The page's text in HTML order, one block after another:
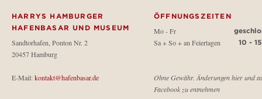
HARRYS HAMBURGER
HAFENBASAR UND MUSEUM
Sandtorhafen, Ponton Nr. 2
20457 Hamburg
E-Mail:kontakt@hafenbasar.de
ÖFFNUNGSZEITEN
Mo - Fr
Sa + So + an Feiertagen 10 -
Ohne Gewähr. Änderungen hier und
Facebook zu entnehmen